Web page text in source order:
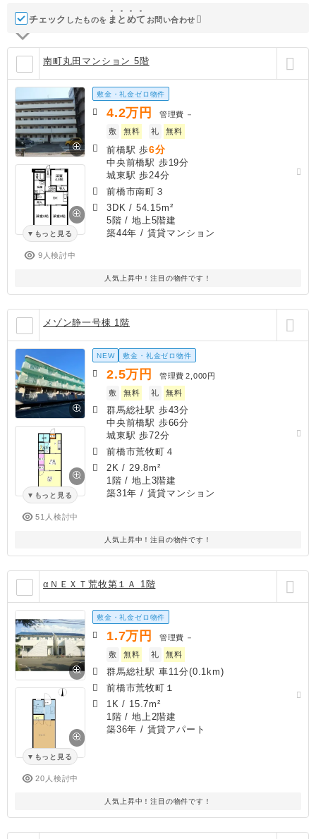
チェック したものを ま と めて お問い合わせ
南町丸田マンション 5階
もっと見る
9人検討中
敷金・礼金ゼロ物件
4.2万円 管理費 －
敷
無料 礼 無料
前橋駅 歩6分
中央前橋駅 歩19分
城東駅 歩24分
前橋市南町３
3DK / 54.15m²
5階 / 地上5階建
築44年 / 賃貸マンション
人気上昇中！注目の物件です！
メゾン静一号棟 1階
もっと見る
51人検討中
NEW 敷金・礼金ゼロ物件
2.5万円 管理費 2,000円
敷
無料 礼 無料
群馬総社駅 歩43分
中央前橋駅 歩66分
城東駅 歩72分
前橋市荒牧町４
2K / 29.8m²
1階 / 地上3階建
築31年 / 賃貸マンション
人気上昇中！注目の物件です！
αＮＥＸＴ荒牧第１Ａ 1階
もっと見る
20人検討中
敷金・礼金ゼロ物件
1.7万円 管理費 －
敷
無料 礼 無料
群馬総社駅 車11分(0.1km)
前橋市荒牧町１
1K / 15.7m²
1階 / 地上2階建
築36年 / 賃貸アパート
人気上昇中！注目の物件です！